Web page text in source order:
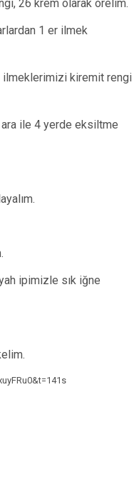
26 krem olarak örelim.
1 er ilmek
ilmeklerimizi kiremit rengi
ile 4 yerde eksiltme
ipimizle sık iğne